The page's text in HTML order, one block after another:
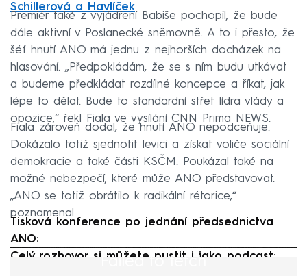
Schillerová a Havlíček
Premiér také z vyjádření Babiše pochopil, že bude
dále aktivní v Poslanecké sněmovně. A to i přesto, že
šéf hnutí ANO má jednu z nejhorších docházek na
hlasování. „Předpokládám, že se s ním budu utkávat
a budeme předkládat rozdílné koncepce a říkat, jak
lépe to dělat. Bude to standardní střet lídra vlády a
opozice,“ řekl Fiala ve vysílání CNN Prima NEWS.
Fiala zároveň dodal, že hnutí ANO nepodceňuje.
Dokázalo totiž sjednotit levici a získat voliče sociální
demokracie a také části KSČM. Poukázal také na
možné nebezpečí, které může ANO představovat.
„ANO se totiž obrátilo k radikální rétorice,“
poznamenal.
Tisková konference po jednání předsednictva
ANO:
Failed to fetch
Celý rozhovor si můžete pustit i jako podcast: